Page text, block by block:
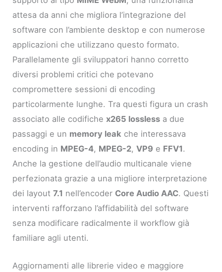
attesa da anni che migliora l’integrazione del
software con l’ambiente desktop e con numerose
applicazioni che utilizzano questo formato.
Parallelamente gli sviluppatori hanno corretto
diversi problemi critici che potevano
compromettere sessioni di encoding
particolarmente lunghe. Tra questi figura un crash
associato alle codifichex265 lossless a due
passaggi e un memory leak che interessava
encoding in MPEG-4, MPEG-2,VP9 e FFV1.
Anche la gestione dell’audio multicanale viene
perfezionata grazie a una migliore interpretazione
dei layout7.1 nell’encoder Core Audio AAC. Questi
interventi rafforzano l’affidabilità del software
senza modificare radicalmente il workflow già
familiare agli utenti.
Aggiornamenti alle librerie video e maggiore